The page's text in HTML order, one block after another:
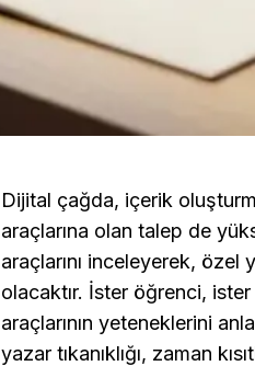
Dijital çağda, içerik
araçlarına olan talep de
araçlarını inceleyerek, özel
olacaktır. İster öğrenci,
araçlarının yeteneklerini
yazar tıkanıklığı, zaman